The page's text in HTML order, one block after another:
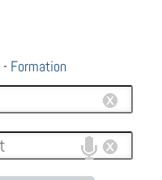
- Formation